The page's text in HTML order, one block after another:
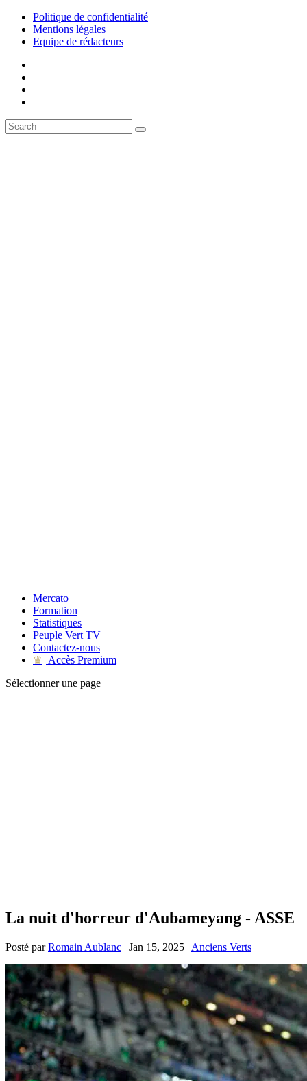
Politique de confidentialité
Mentions légales
Equipe de rédacteurs
Mercato
Formation
Statistiques
Peuple Vert TV
Contactez-nous
♛
Accès Premium
Sélectionner une page
La nuit d'horreur d'Aubameyang - ASSE
Posté parRomain Aublanc | Jan 15, 2025 | Anciens Verts